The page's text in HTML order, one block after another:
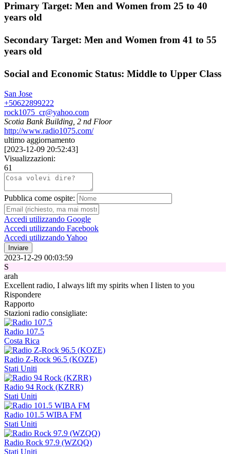
Primary Target: Men and Women from 25 to 40
years old
Secondary Target: Men and Women from 41 to 55
years old
Social and Economic Status: Middle to Upper Class
San Jose
+50622899222
rock1075_cr@yahoo.com
Scotia Bank Building, 2 nd Floor
http://www.radio1075.com/
ultimo aggiornamento
[2023-12-09 20:52:43]
Visualizzazioni:
61
Pubblica come ospite:
Accedi utilizzando Google
Accedi utilizzando Facebook
Accedi utilizzando Yahoo
Inviare
2023-12-29 00:03:59
S
arah
Excellent radio, I always lift my spirits when I listen to you
Rispondere
Rapporto
Stazioni radio consigliate:
Radio 107.5
Costa Rica
Radio Z-Rock 96.5 (KOZE)
Stati Uniti
Radio 94 Rock (KZRR)
Stati Uniti
Radio 101.5 WIBA FM
Stati Uniti
Radio Rock 97.9 (WZQQ)
Stati Uniti